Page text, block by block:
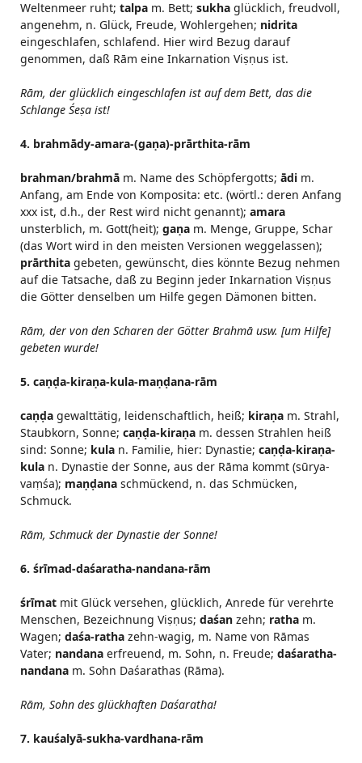
Weltenmeer ruht; talpa m. Bett; sukha glücklich, freudvoll,
angenehm, n. Glück, Freude, Wohlergehen; nidrita
eingeschlafen, schlafend. Hier wird Bezug darauf
genommen, daß Rām eine Inkarnation Viṣṇus ist.
Rām, der glücklich eingeschlafen ist auf dem Bett, das die
Schlange Śeṣa ist!
4. brahmādy-amara-(gaṇa)-prārthita-rām
brahman/brahmā m. Name des Schöpfergotts; ādi m.
Anfang, am Ende von Komposita: etc. (wörtl.: deren Anfang
xxx ist, d.h., der Rest wird nicht genannt); amara
unsterblich, m. Gott(heit); gaṇa m. Menge, Gruppe, Schar
(das Wort wird in den meisten Versionen weggelassen);
prārthita gebeten, gewünscht, dies könnte Bezug nehmen
auf die Tatsache, daß zu Beginn jeder Inkarnation Viṣṇus
die Götter denselben um Hilfe gegen Dämonen bitten.
Rām, der von den Scharen der Götter Brahmā usw. [um Hilfe]
gebeten wurde!
5. caṇḍa-kiraṇa-kula-maṇḍana-rām
caṇḍa gewalttätig, leidenschaftlich, heiß; kiraṇa m. Strahl,
Staubkorn, Sonne; caṇḍa-kiraṇa m. dessen Strahlen heiß
sind: Sonne; kula n. Familie, hier: Dynastie; caṇḍa-kiraṇa-
kula n. Dynastie der Sonne, aus der Rāma kommt (sūrya-
vaṃśa); maṇḍana schmückend, n. das Schmücken,
Schmuck.
Rām, Schmuck der Dynastie der Sonne!
6. śrīmad-daśaratha-nandana-rām
śrīmat mit Glück versehen, glücklich, Anrede für verehrte
Menschen, Bezeichnung Viṣṇus; daśan zehn; ratha m.
Wagen; daśa-ratha zehn-wagig, m. Name von Rāmas
Vater; nandana erfreuend, m. Sohn, n. Freude; daśaratha-
nandana m. Sohn Daśarathas (Rāma).
Rām, Sohn des glückhaften Daśaratha!
7. kauśalyā-sukha-vardhana-rām